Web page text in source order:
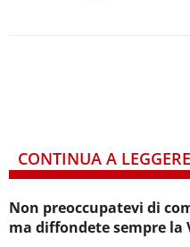
CONTINUA A
Non preoccupatevi di
ma diffondete sempre la